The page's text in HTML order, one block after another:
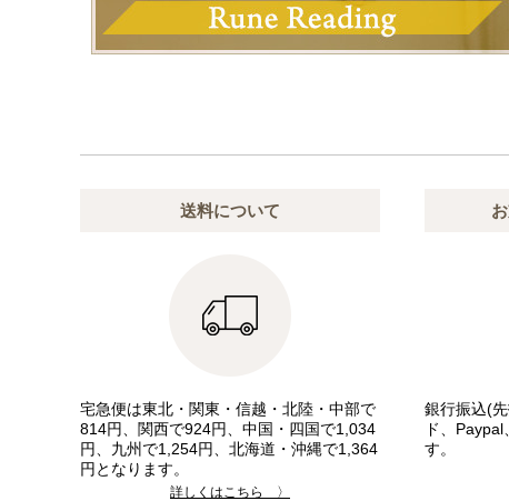
送料について
宅急便は東北・関東・信越・北陸・中部で
814円、関西で924円、中国・四国で1,034
円、九州で1,254円、北海道・沖縄で1,364
円となります。
詳しくはこちら 〉
銀行振込(
ド、
す。